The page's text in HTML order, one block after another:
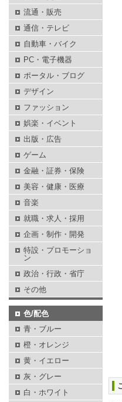
流通・販売
通信・テレビ
自動車・バイク
PC・電子機器
ポータル・ブログ
デザイン
ファッション
娯楽・イベント
出版・広告
ゲーム
金融・証券・保険
美容・健康・医療
音楽
就職・求人・採用
企画・制作・開発
特設・プロモーショ
ン
政治・行政・省庁
その他
色/配色
青・ブルー
橙・オレンジ
黄・イエロー
灰・グレー
白・ホワイト